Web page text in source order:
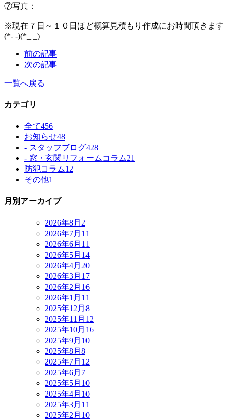
⑦写真：
※現在７日～１０日ほど概算見積もり作成にお時間頂きます
(*- -)(*_ _)
前の記事
次の記事
一覧へ戻る
カテゴリ
全て456
お知らせ48
- スタッフブログ428
- 窓・玄関リフォームコラム21
防犯コラム12
その他1
月別アーカイブ
2026年8月 2
2026年7月 11
2026年6月 11
2026年5月 14
2026年4月 20
2026年3月 17
2026年2月 16
2026年1月 11
2025年12月 8
2025年11月 12
2025年10月 16
2025年9月 10
2025年8月 8
2025年7月 12
2025年6月 7
2025年5月 10
2025年4月 10
2025年3月 11
2025年2月 10